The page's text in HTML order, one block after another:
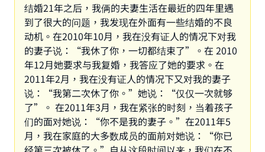
结婚21年之后，我俩的夫妻生活在最近的四年里遇
到了很大的问题，我发现在外面有一些结婚的不良
动机。在2010年10月，我在没有证人的情况下对我
的妻子说：“我休了你，一切都结束了”。在 2010
年12月她要求与我复婚，我答应了她的要求。在
2011年2月，我在没有证人的情况下又对我的妻子
说：“我第二次休了你。”她说：“仅仅一次就够
了”。 在2011年3月，我在紧张的时刻，当着孩子
们的面对她说：“你不是我的妻子。”在2011年5
月，我在家庭的大多数成员的面前对她说：“你已